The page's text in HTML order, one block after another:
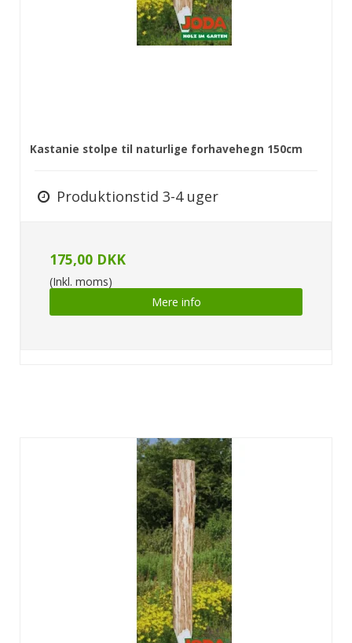
Kastanie stolpe til naturlige forhavehegn 150cm
Produktionstid 3-4 uger
175,00 DKK
(Inkl. moms)
Mere info